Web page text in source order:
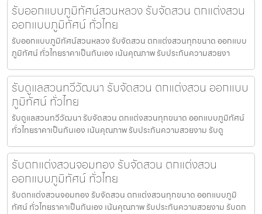
รับออกแบบภูมิทัศน์สวนหลวง รับจัดสวน ตกแต่งสวน
ออกแบบภูมิทัศน์ ทั่วไทย
รับออกแบบภูมิทัศน์สวนหลวง รับจัดสวน ตกแต่งสวนทุกขนาด ออกแบบ
ภูมิทัศน์ ทั่วไทยราคาเป็นกันเอง เน้นคุณภาพ รับประกันความสวยงา
รับดูแลสวนทวีวัฒนา รับจัดสวน ตกแต่งสวน ออกแบบ
ภูมิทัศน์ ทั่วไทย
รับดูแลสวนทวีวัฒนา รับจัดสวน ตกแต่งสวนทุกขนาด ออกแบบภูมิทัศน์
ทั่วไทยราคาเป็นกันเอง เน้นคุณภาพ รับประกันความสวยงาม รับดู
รับตกแต่งสวนจอมทอง รับจัดสวน ตกแต่งสวน
ออกแบบภูมิทัศน์ ทั่วไทย
รับตกแต่งสวนจอมทอง รับจัดสวน ตกแต่งสวนทุกขนาด ออกแบบภูมิ
ทัศน์ ทั่วไทยราคาเป็นกันเอง เน้นคุณภาพ รับประกันความสวยงาม รับตก